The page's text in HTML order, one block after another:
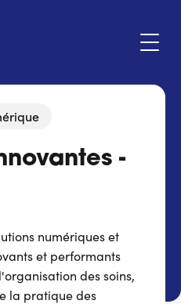
-
numériques et
et performants
des soins,
la pratique des